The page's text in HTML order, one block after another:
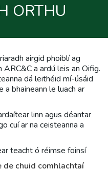
ORTHU
airgid phoiblí ag
a ardú leis an Oifig.
dá leithéid mí-úsáid
a bhaineann le luach ar
linn agus déantar
cuí ar na ceisteanna a
teacht ó réimse foinsí
de chuid comhlachtaí